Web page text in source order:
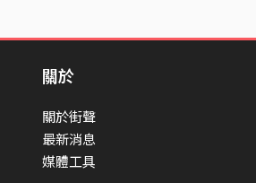
關於
關於街聲
最新消息
媒體工具